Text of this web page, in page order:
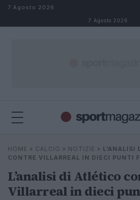
Salta al contenuto
7 Agosto 2026
7 Agosto 2026
Cerca
HOME » CALCIO » NOTIZIE » L’ANALISI
CONTRE VILLARREAL IN DIECI PUNTI
L’analisi di Atlético
Villarreal in dieci